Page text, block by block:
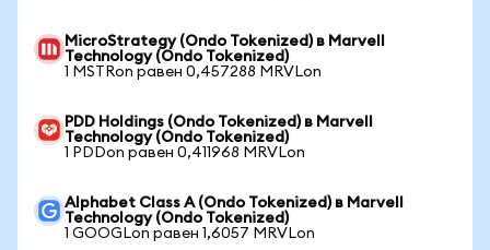
MicroStrategy (Ondo Tokenized) в Marvell
Technology (Ondo Tokenized)
1 MSTRon равен 0,457288 MRVLon
PDD Holdings (Ondo Tokenized) в Marvell
Technology (Ondo Tokenized)
1 PDDon равен 0,411968 MRVLon
Alphabet Class A (Ondo Tokenized) в Marvell
Technology (Ondo Tokenized)
1 GOOGLon равен 1,6057 MRVLon